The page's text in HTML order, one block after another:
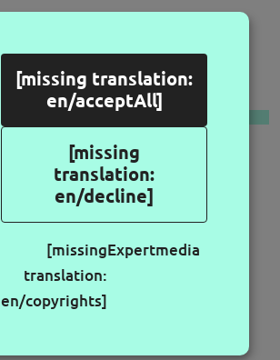
[missing
translation:
en/decline]
[missing translation:
en/acceptAll]
[missing
translation:
en/copyrights]
Expertmedia